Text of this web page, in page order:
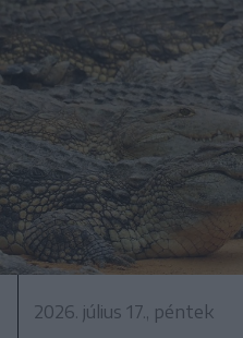
2026. július 17., péntek